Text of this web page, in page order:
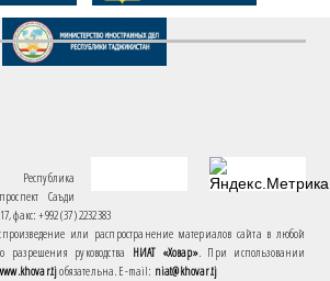
Саъди
факс: +992 (37) 2232383
или распространение материалов сайта в любой
руководства НИАТ «Ховар». При использовании
обязательна. E-mail: niat@khovar.tj